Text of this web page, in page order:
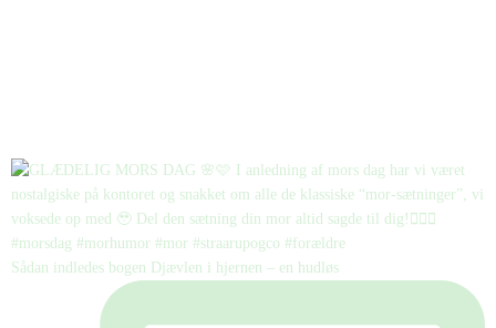
Sådan indledes bogen Djævlen i hjernen – en hudløs